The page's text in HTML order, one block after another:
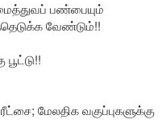
பண்பையும்
வேண்டும்!!
மேலதிக வகுப்புகளுக்கு